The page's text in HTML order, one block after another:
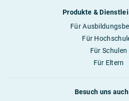
Produkte &
Für
Für
Für Schulen
Für Eltern
Besuch uns